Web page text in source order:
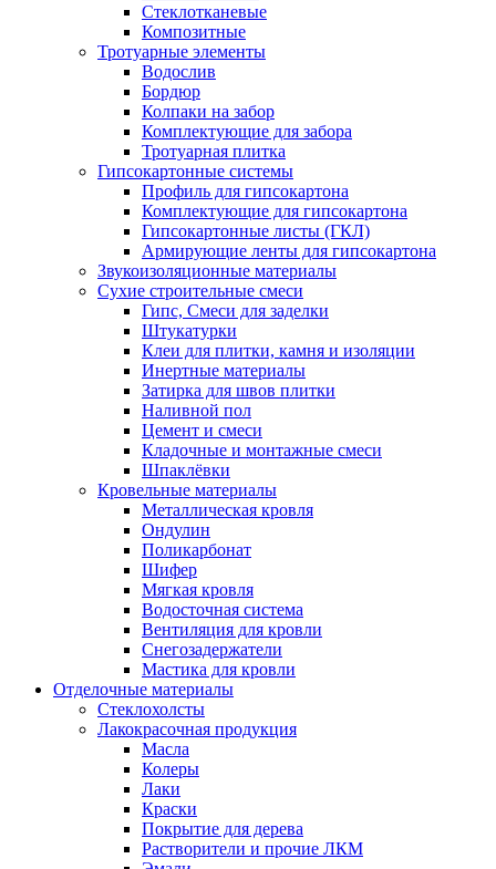
Стеклотканевые
Композитные
Тротуарные элементы
Водослив
Бордюр
Колпаки на забор
Комплектующие для забора
Тротуарная плитка
Гипсокартонные системы
Профиль для гипсокартона
Комплектующие для гипсокартона
Гипсокартонные листы (ГКЛ)
Армирующие ленты для гипсокартона
Звукоизоляционные материалы
Сухие строительные смеси
Гипс, Смеси для заделки
Штукатурки
Клеи для плитки, камня и изоляции
Инертные материалы
Затирка для швов плитки
Наливной пол
Цемент и смеси
Кладочные и монтажные смеси
Шпаклёвки
Кровельные материалы
Металлическая кровля
Ондулин
Поликарбонат
Шифер
Мягкая кровля
Водосточная система
Вентиляция для кровли
Снегозадержатели
Мастика для кровли
Отделочные материалы
Стеклохолсты
Лакокрасочная продукция
Масла
Колеры
Лаки
Краски
Покрытие для дерева
Растворители и прочие ЛКМ